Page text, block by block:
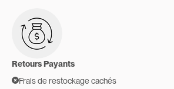
Retours Payants
Frais de restockage cachés